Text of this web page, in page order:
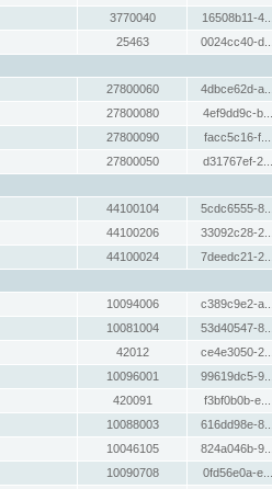
3770040 16508b11-4...
25463 0024cc40-d...
27800060 4dbce62d-a...
27800080 4ef9dd9c-b...
27800090 facc5c16-f...
27800050 d31767ef-2...
44100104 5cdc6555-8...
44100206 33092c28-2...
44100024 7deedc21-2...
10094006 c389c9e2-a...
10081004 53d40547-8...
42012 ce4e3050-2...
10096001 99619dc5-9...
420091 f3bf0b0b-e...
10088003 616dd98e-8...
10046105 824a046b-9...
10090708 0fd56e0a-e...